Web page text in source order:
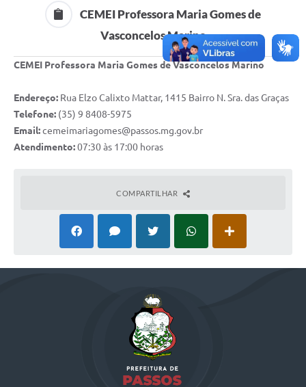
CEMEI Professora Maria Gomes de
Vasconcelos Marino
CEMEI Professora Maria Gomes de Vasconcelos Marino
Endereço: Rua Elzo Calixto Mattar, 1415 Bairro N. Sra. das Graças
Telefone: (35) 9 8408-5975
Email:cemeimariagomes@passos.mg.gov.br
Atendimento:07:30 às 17:00 horas
COMPARTILHAR